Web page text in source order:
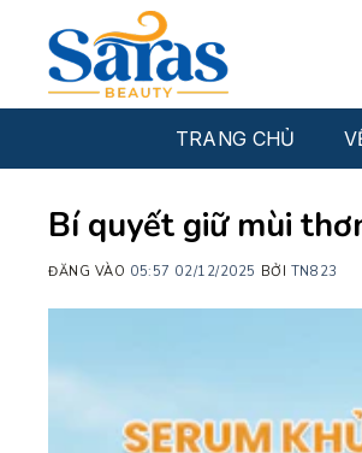
dung
TRANG CHỦ
Bí quyết giữ mùi
ĐĂNG VÀO 05:57 02/12/2025 BỞI TN823